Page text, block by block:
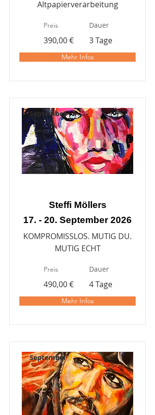
Altpapierverarbeitung
Preis Dauer
390,00 € 3 Tage
Mehr Infos
September
Steffi Möllers
17. - 20. September 2026
KOMPROMISSLOS. MUTIG DU.
MUTIG ECHT
Preis Dauer
490,00 € 4 Tage
Mehr Infos
September